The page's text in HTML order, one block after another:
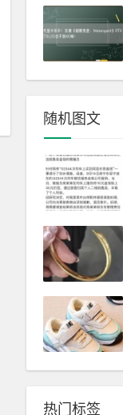
随机图文
热门标签